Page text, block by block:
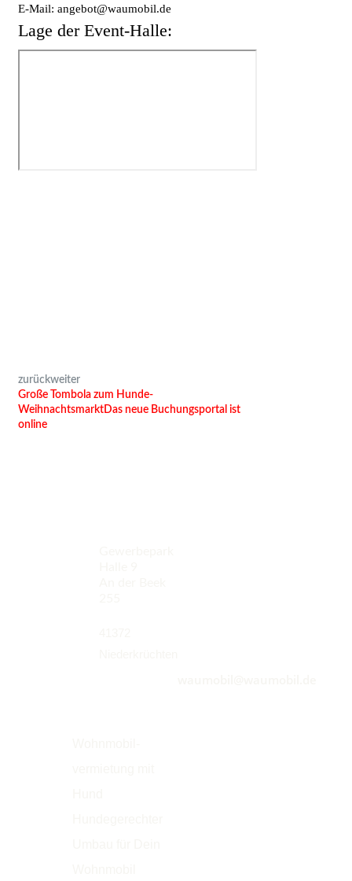
E-Mail: angebot@waumobil.de
Lage der Event-Halle:
zurückweiter
Große Tombola zum Hunde-
WeihnachtsmarktDas neue Buchungsportal ist
online